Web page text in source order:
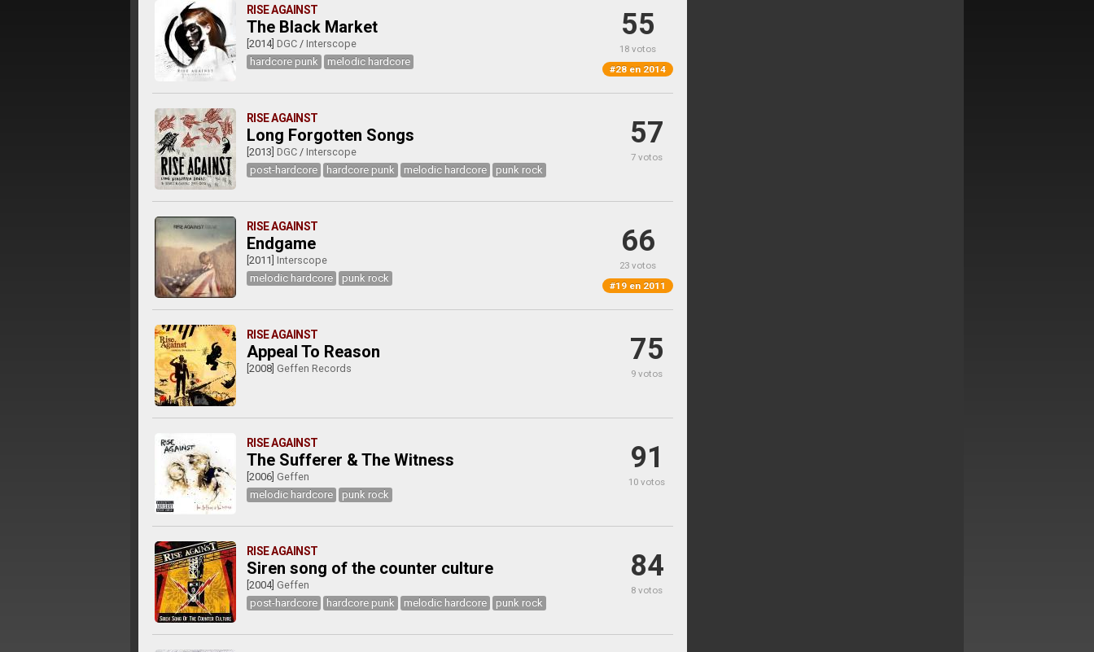
55
18 votos
#28 en 2014
RISE AGAINST
The Black Market
[2014] DGC/ Interscope
hardcore punk
melodic hardcore
57
7 votos
RISE AGAINST
Long Forgotten Songs
[2013] DGC/ Interscope
post-hardcore
hardcore punk melodic hardcore punk rock
66
23 votos
#19 en 2011
RISE AGAINST
Endgame
[2011] Interscope
melodic hardcore
punk rock
75
9 votos
RISE AGAINST
Appeal To Reason
[2008] Geffen Records
91
10 votos
RISE AGAINST
The Sufferer & The Witness
[2006] Geffen
melodic hardcore
punk rock
84
8 votos
RISE AGAINST
Siren song of the counter culture
[2004] Geffen
post-hardcore
hardcore punk melodic hardcore punk rock